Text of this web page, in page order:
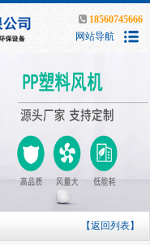
18560745666
网站导航
【返回列表】